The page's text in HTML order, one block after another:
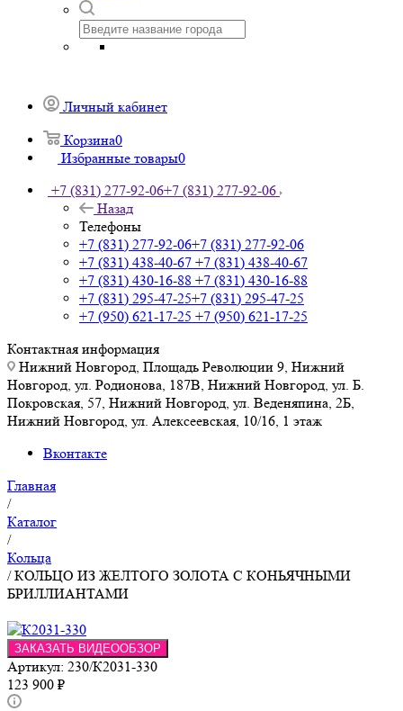
Личный кабинет
Корзина0
Избранные товары0
+7 (831) 277-92-06+7 (831) 277-92-06
Назад
Телефоны
+7 (831) 277-92-06+7 (831) 277-92-06
+7 (831) 438-40-67 +7 (831) 438-40-67
+7 (831) 430-16-88 +7 (831) 430-16-88
+7 (831) 295-47-25+7 (831) 295-47-25
+7 (950) 621-17-25 +7 (950) 621-17-25
Контактная информация
Нижний Новгород, Площадь Революции 9, Нижний
Новгород, ул. Родионова, 187В, Нижний Новгород, ул. Б.
Покровская, 57, Нижний Новгород, ул. Веденяпина, 2Б,
Нижний Новгород, ул. Алексеевская, 10/16, 1 этаж
Вконтакте
Главная
/
Каталог
/
Кольца
/КОЛЬЦО ИЗ ЖЕЛТОГО ЗОЛОТА С КОНЬЯЧНЫМИ
БРИЛЛИАНТАМИ
ЗАКАЗАТЬ ВИДЕООБЗОР
Артикул: 230/К2031-330
123 900 ₽